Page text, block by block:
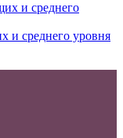
и среднего
и среднего уровня